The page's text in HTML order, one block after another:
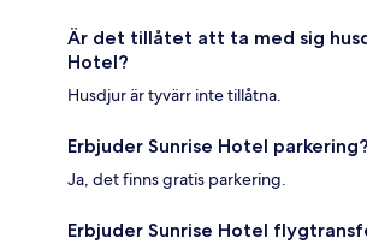
Är det tillåtet att ta med sig
Hotel?
Husdjur är tyvärr inte tillåtna.
Erbjuder Sunrise Hotel parkering?
Ja, det finns gratis parkering.
Erbjuder Sunrise Hotel